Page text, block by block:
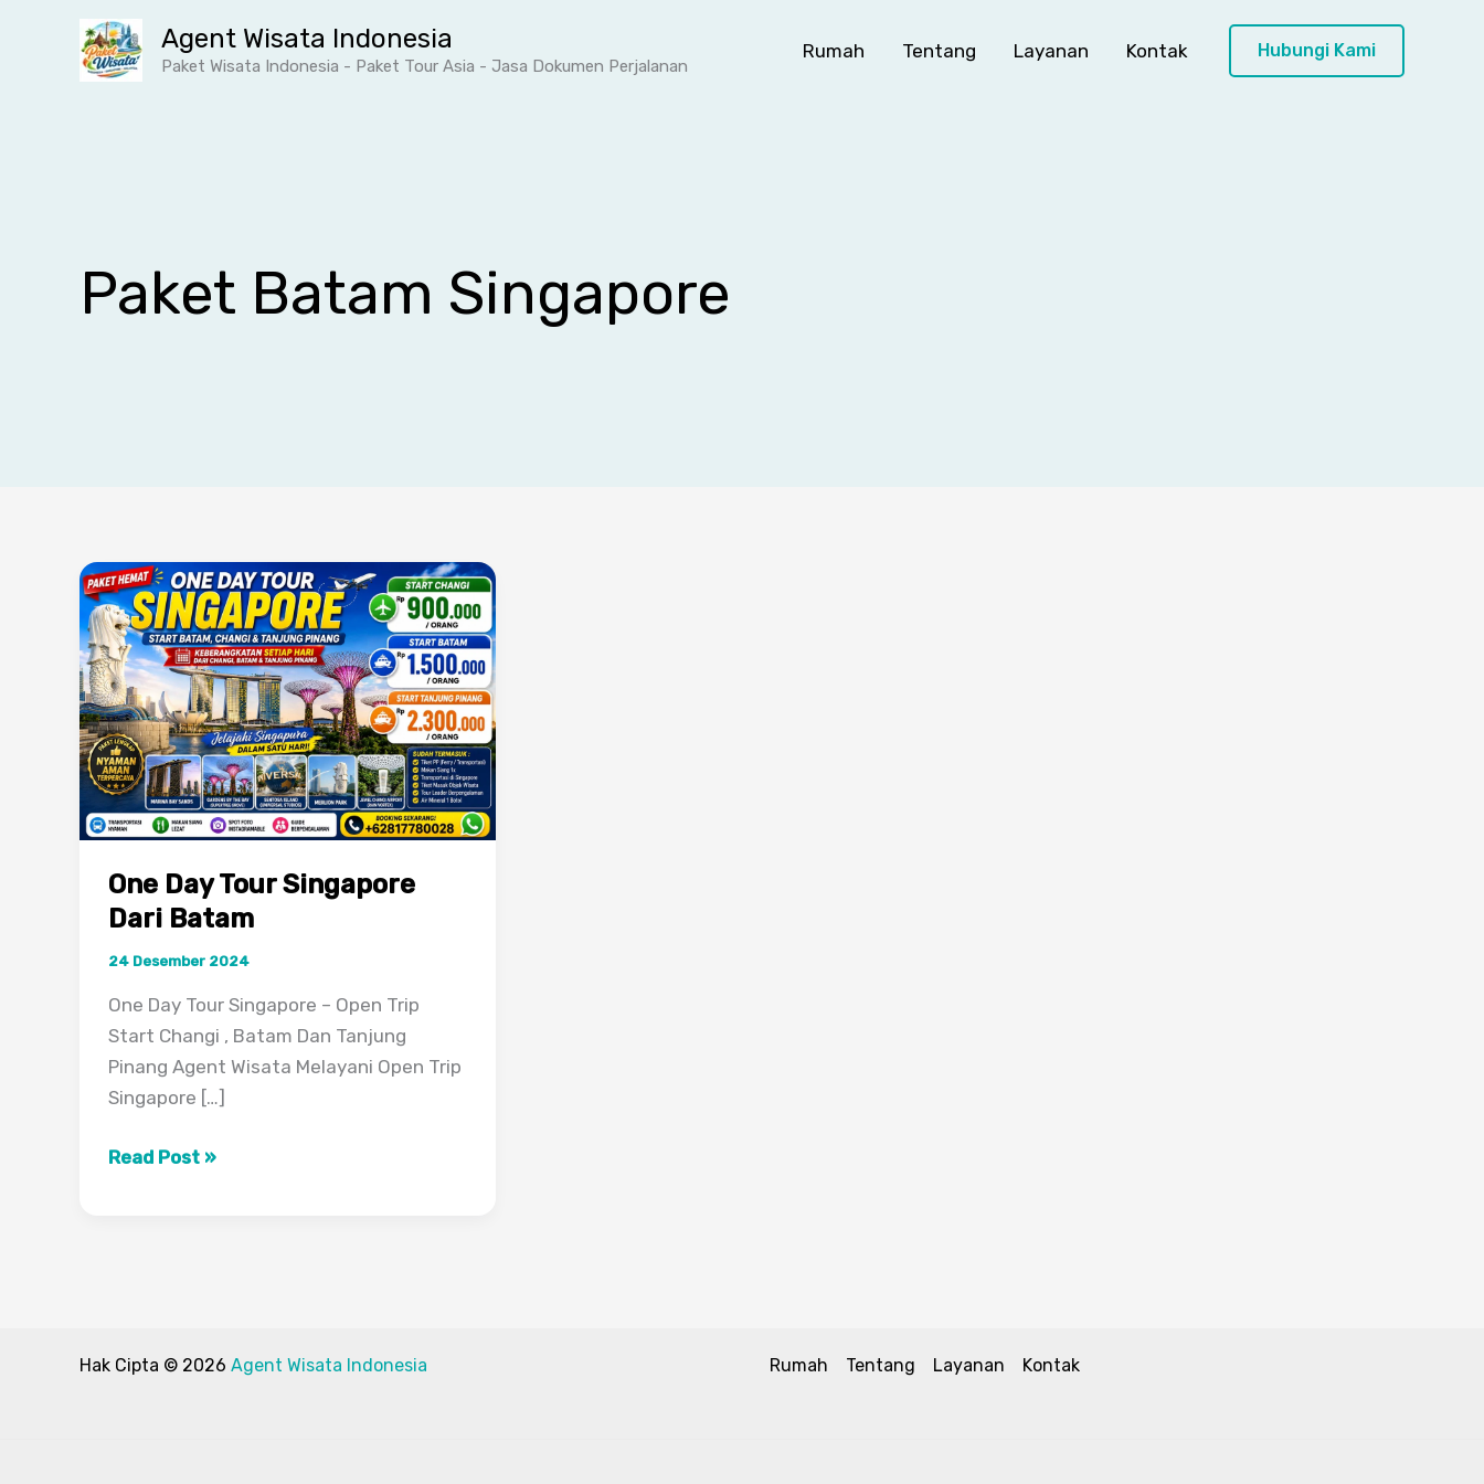
Agent Wisata Indonesia
Paket Wisata Indonesia - Paket Tour Asia - Jasa Dokumen Perjalanan
Rumah Tentang Layanan Kontak Hubungi Kami
Paket Batam Singapore
One Day Tour Singapore
Dari Batam
24 Desember 2024
One Day Tour Singapore – Open Trip
Start Changi , Batam Dan Tanjung
Pinang Agent Wisata Melayani Open Trip
Singapore […]
One
Read Post »
Hak Cipta © 2026 Agent Wisata Indonesia Rumah Tentang Layanan Kontak